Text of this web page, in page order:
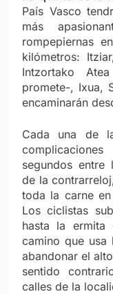
País Vasco
más
rompepiernas
kilómetros:
Intzortako
promete-, Ixua,
encaminarán
Cada una de
segundos entre
de la
toda la carne
Los ciclistas
hasta la ermita
camino que usa
abandonar el
sentido
calles de la